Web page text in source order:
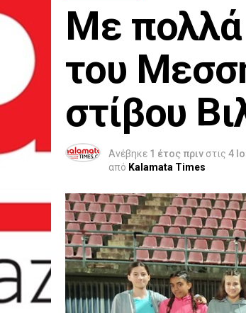
Με πολλά
του
στίβου
Ανέβηκε 1 έτος πριν στις 4
από Kalamata Times